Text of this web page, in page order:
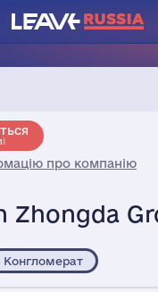
про компанію
Zhongda
Конгломерат